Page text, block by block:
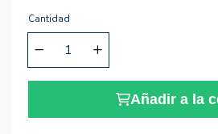
Cantidad
Añadir a la